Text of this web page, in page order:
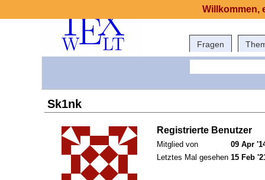
Fragen
Sk1nk
Registrierte Benutzer
Mitglied von
09 Apr
Letztes Mal gesehen 15 Feb
Willkommen,